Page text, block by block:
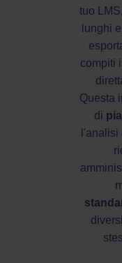
tuo
lunghi
compiti
Questa
di